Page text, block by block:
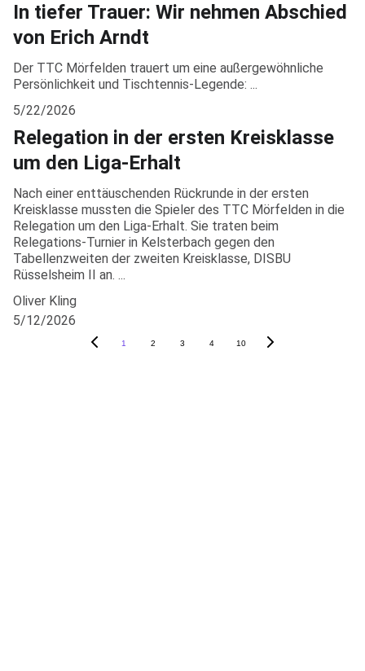
In tiefer Trauer: Wir nehmen Abschied
von Erich Arndt
Der TTC Mörfelden trauert um eine außergewöhnliche
Persönlichkeit und Tischtennis-Legende: ...
5/22/2026
Relegation in der ersten Kreisklasse
um den Liga-Erhalt
Nach einer enttäuschenden Rückrunde in der ersten
Kreisklasse mussten die Spieler des TTC Mörfelden in die
Relegation um den Liga-Erhalt. Sie traten beim
Relegations-Turnier in Kelsterbach gegen den
Tabellenzweiten der zweiten Kreisklasse, DISBU
Rüsselsheim II an. ...
Oliver Kling
5/12/2026
1 2 3 4 10